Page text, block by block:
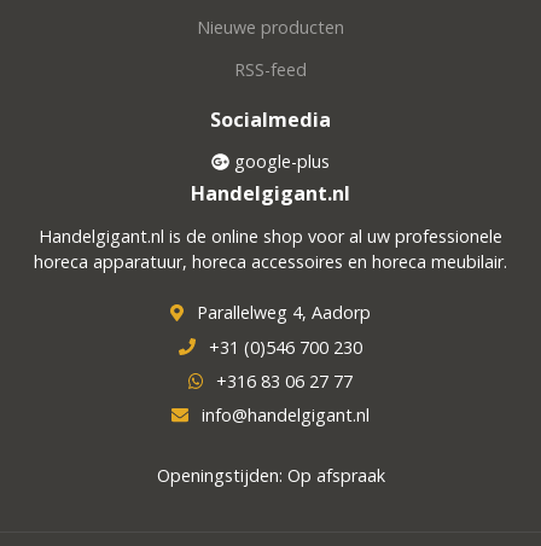
Nieuwe producten
RSS-feed
Socialmedia
google-plus
Handelgigant.nl
Handelgigant.nl is de online shop voor al uw professionele
horeca apparatuur, horeca accessoires en horeca meubilair.
Parallelweg 4, Aadorp
+31 (0)546 700 230
+316 83 06 27 77
info@handelgigant.nl
Openingstijden: Op afspraak